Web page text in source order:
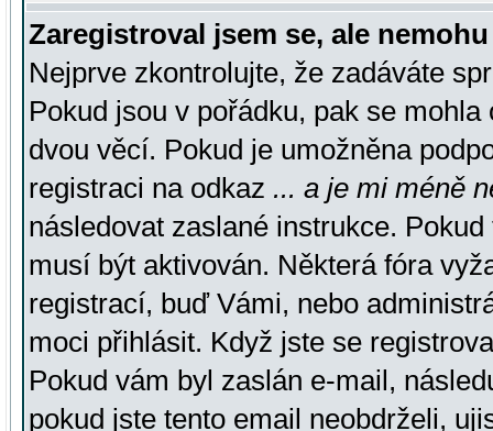
Zaregistroval jsem se, ale
Nejprve zkontrolujte, že zadáváte
Pokud jsou v pořádku, pak se
dvou věcí. Pokud je umožněna
registraci na odkaz ... a je mi méně
následovat zaslané instrukce.
musí být aktivován. Některá fóra
registrací, buď Vámi, nebo
moci přihlásit. Když jste se
Pokud vám byl zaslán e-mail,
pokud jste tento email neobdrželi,